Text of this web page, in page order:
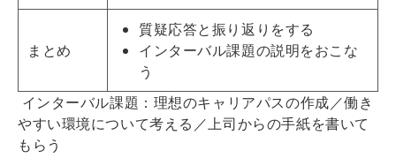
まとめ
質疑応答と振り返りをする
インターバル課題の説明をおこな
う
インターバル課題：理想のキャリアパスの作成／働き
やすい環境について考える／上司からの手紙を書いて
もらう